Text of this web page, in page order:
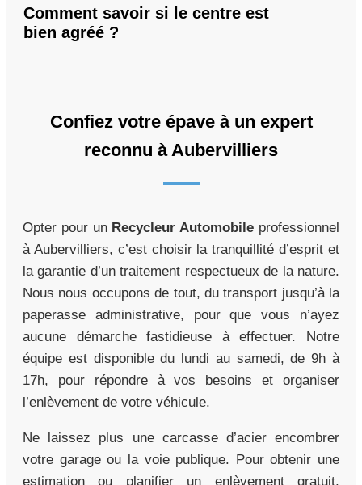
Comment savoir si le centre est
bien agréé ?
Confiez votre épave à un expert
reconnu à Aubervilliers
Opter pour un Recycleur Automobile professionnel
à Aubervilliers, c’est choisir la tranquillité d’esprit et
la garantie d’un traitement respectueux de la nature.
Nous nous occupons de tout, du transport jusqu’à la
paperasse administrative, pour que vous n’ayez
aucune démarche fastidieuse à effectuer. Notre
équipe est disponible du lundi au samedi, de 9h à
17h, pour répondre à vos besoins et organiser
l’enlèvement de votre véhicule.
Ne laissez plus une carcasse d’acier encombrer
votre garage ou la voie publique. Pour obtenir une
estimation ou planifier un enlèvement gratuit,